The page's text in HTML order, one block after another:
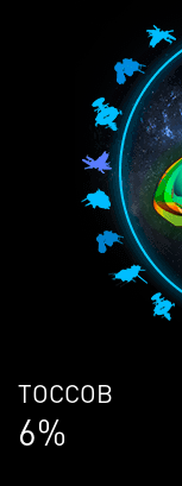
ЛЮДЕЙ
68%